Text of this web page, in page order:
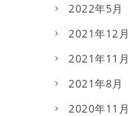
2022年5月
2021年12月
2021年11月
2021年8月
2020年11月